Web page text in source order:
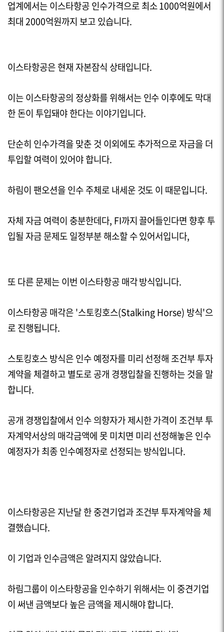
업계에서는 이스타항공 인수가격으로 최소1000억원에서
최대2000억원까지 보고 있습니다.
이스타항공은 현재 자본잠식 상태입니다.
이는 이스타항공의 정상화를 위해서는 인수 이후에도 막대
한 돈이 투입돼야 한다는 이야기입니다.
단순히 인수가격을 맞춘 것 이외에도 추가적으로 자금을 더
투입할 여력이 있어야 합니다.
하림이 팬오션을 인수 주체로 내세운 것도 이 때문입니다.
자체 자금 여력이 충분한데다, FI까지 끌어들인다면 향후 투
입될 자금 문제도 일정부분 해소할 수 있어서입니다,
또 다른 문제는 이번 이스타항공 매각 방식입니다.
이스타항공 매각은 '스토킹호스(StalkingHorse) 방식'으
로 진행됩니다.
스토킹호스 방식은 인수 예정자를 미리 선정해 조건부 투자
계약을 체결하고 별도로 공개 경쟁입찰을 진행하는 것을 말
합니다.
공개 경쟁입찰에서 인수 의향자가 제시한 가격이 조건부 투
자계약서상의 매각금액에 못 미치면 미리 선정해놓은 인수
예정자가 최종 인수예정자로 선정되는 방식입니다.
이스타항공은 지난달 한 중견기업과 조건부 투자계약을 체
결했습니다.
이 기업과 인수금액은 알려지지 않았습니다.
하림그룹이 이스타항공을 인수하기 위해서는 이 중견기업
이 써낸 금액보다 높은 금액을 제시해야 합니다.